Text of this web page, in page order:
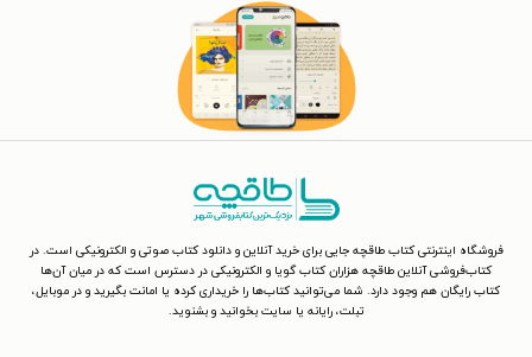
فروشگاه اینترنتی کتاب طاقچه جایی برای خرید آنلاین و دانلود کتاب صوتی و الکترونیکی است. در
کتاب‌فروشی آنلاین طاقچه هزاران کتاب گویا و الکترونیکی در دسترس است که در میان آن‌ها
کتاب رایگان هم وجود دارد. شما می‌توانید کتاب‌ها را خریداری کرده یا امانت بگیرید و در موبایل،
تبلت، رایانه یا سایت بخوانید و بشنوید.